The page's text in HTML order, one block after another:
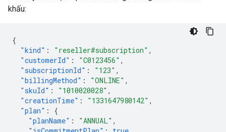
khấu:
{
"kind" : "reseller#subscription" ,
"customerId" : "C0123456" ,
"subscriptionId" : "123" ,
"billingMethod" : "ONLINE" ,
"skuId" : "1010020028" ,
"creationTime" : "1331647980142" ,
"plan" :
{
"planName" : "ANNUAL" ,